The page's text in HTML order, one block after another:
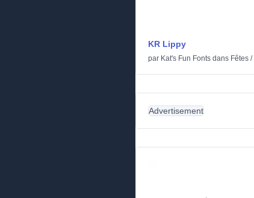
KR Lippy
par Kat's Fun Fonts dans Fêtes /
Advertisement